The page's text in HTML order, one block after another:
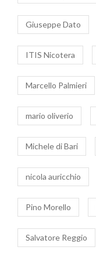
Giuseppe Dato
ITIS Nicotera
Marcello Palmieri
mario oliverio
Michele di Bari
nicola auricchio
Pino Morello
Salvatore Reggio